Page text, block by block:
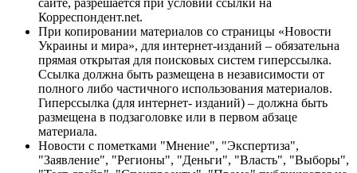
сайте, разрешается при условии ссылки на
Корреспондент.net.
При копировании материалов со страницы «Новости
Украины и мира», для интернет-изданий – обязательна
прямая открытая для поисковых систем гиперссылка.
Ссылка должна быть размещена в независимости от
полного либо частичного использования материалов.
Гиперссылка (для интернет- изданий) – должна быть
размещена в подзаголовке или в первом абзаце
материала.
Новости с пометками "Мнение", "Экспертиза",
"Заявление", "Регионы", "Деньги", "Власть", "Выборы",